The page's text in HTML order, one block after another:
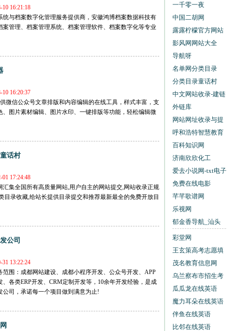
10 16:21:18
统与档案数字化管理服务提供商，安徽鸿博档案数据科技有
案管理、档案管理系统、档案管理软件、档案数字化等专业
10 16:20:37
微信公众号文章排版和内容编辑的在线工具，样式丰富，支
、图片素材编辑、图片水印、一键排版等功能，轻松编辑微
话村
01 17:24:48
汇集全国所有高质量网站,用户自主的网站提交,网站收录正规
目录收藏,给站长提供目录提交和推荐最新最全的免费开放目
公司
31 13:22:24
范围：成都网站建设、成都小程序开发、公众号开发、APP
各类ERP开发、CRM定制开发等，10余年开发经验，是成
公司，承诺每一个项目做到满意为止!
一千零一夜
中国二胡网
露露柠檬官方网站
影风网网站大全
导航呀
名单网分类目录
分类目录童话村
中文网站收录-建链
网
外链库
网站网址收录与提
交入口
呼和浩特智慧教育
公共服务平台
百科知识网
济南欣欣化工
爱去小说网-txt电子
书下载-txt小说打包
下载站
免费在线电影
芊芊歌谱网
乐视网
郁金香导航_汕头
大学网址大全_汕
大百事通
彩堂网
王玄策高考志愿填
报
茂名教育信息网
乌兰察布市招生考
试信息网
瓜瓜龙在线英语
魔力耳朵在线英语
伴鱼在线英语
比邻在线英语